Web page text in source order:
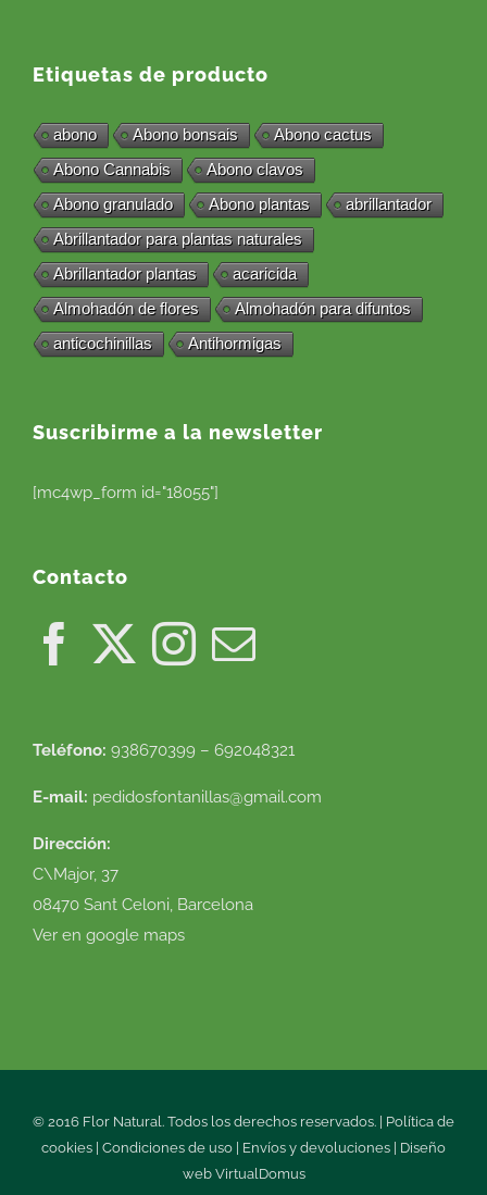
Etiquetas de producto
abono Abono bonsais
Abono cactus
Abono Cannabis
Abono clavos
Abono granulado
Abono plantas
abrillantador
Abrillantador para plantas naturales
Abrillantador plantas
acaricida
Almohadón de flores
Almohadón para difuntos
anticochinillas
Antihormigas
Suscribirme a la newsletter
[mc4wp_form id="18055"]
Contacto
Teléfono: 938670399 – 692048321
E-mail: pedidosfontanillas@gmail.com
Dirección:
C\Major, 37
08470 Sant Celoni, Barcelona
Ver en google maps
© 2016 Flor Natural. Todos los derechos reservados. | Política de
cookies | Condiciones de uso | Envíos y devoluciones | Diseño
web VirtualDomus